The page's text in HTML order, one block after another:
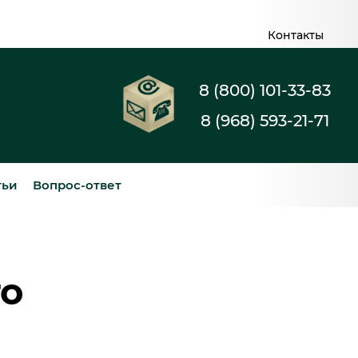
Контакты
8 (800) 101-33-83
8 (968) 593-21-71
Вопрос-ответ